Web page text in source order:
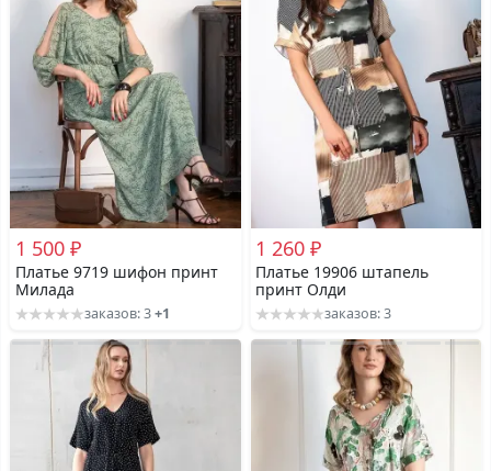
1 500 ₽
Платье 9719 шифон принт
Милада
заказов: 3+1
1 260 ₽
Платье 19906 штапель
принт Олди
заказов: 3